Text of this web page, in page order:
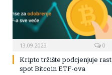
13.09.2023 0
Kripto tržište podcjenjuje rast
spot Bitcoin ETF-ova